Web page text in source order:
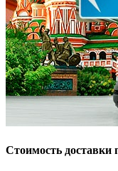
Стоимость доставки